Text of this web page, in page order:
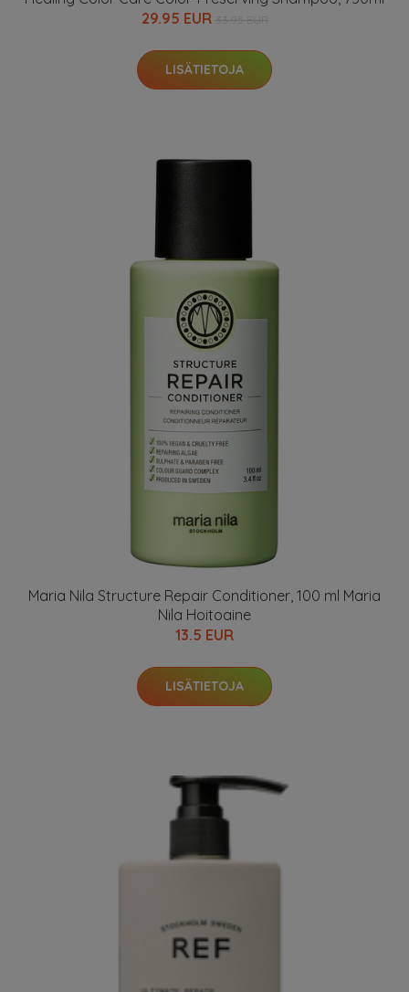
29.95 EUR
LISÄTIETOJA
Maria Nila Structure Repair Conditioner, 100 ml Maria
Nila Hoitoaine
13.5 EUR
LISÄTIETOJA